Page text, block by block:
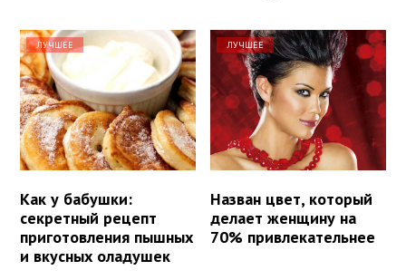
ЛУЧШЕЕ
Как у бабушки:
секретный рецепт
приготовления пышных
и вкусных оладушек
ЛУЧШЕЕ
Назван цвет, который
делает женщину на
70% привлекательнее